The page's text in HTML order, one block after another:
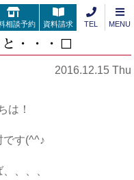
相談予約 資料請求 TEL MENU
・・・□
2016.12.15 Thu
は！
です(^^♪
、、、